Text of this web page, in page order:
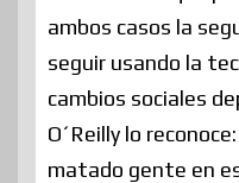
ambos casos la
seguir usando la
cambios sociales
O´Reilly lo
matado gente en